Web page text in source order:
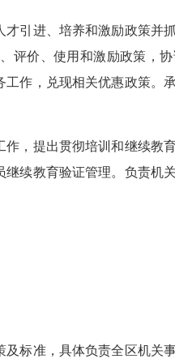
进、培养和激励政策并
评价、使用和激励政策，
作，兑现相关优惠政策。
提出贯彻培训和继续教
续教育验证管理。负责机
准，具体负责全区机关